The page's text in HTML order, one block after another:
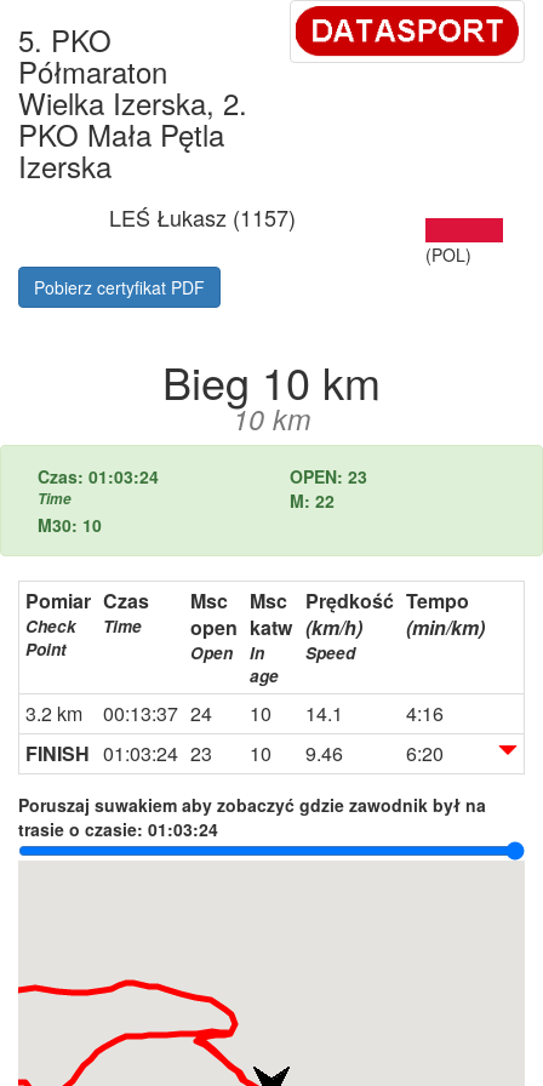
5. PKO
Półmaraton
Wielka Izerska, 2.
PKO Mała Pętla
Izerska
LEŚ Łukasz (1157)
(POL)
Pobierz certyfikat PDF
Bieg 10 km
10 km
Czas: 01:03:24
Time
OPEN: 23
M: 22
M30: 10
Pomiar
Check
Point
Czas
Time
Msc
open
Open
Msc
katw
In
age
Prędkość
(km/h)
Speed
Tempo
(min/km)
3.2 km 00:13:37 24 10 14.1
4:16
FINISH 01:03:24 23 10 9.46 6:20
Poruszaj suwakiem aby zobaczyć gdzie zawodnik był na
trasie o czasie: 01:03:24